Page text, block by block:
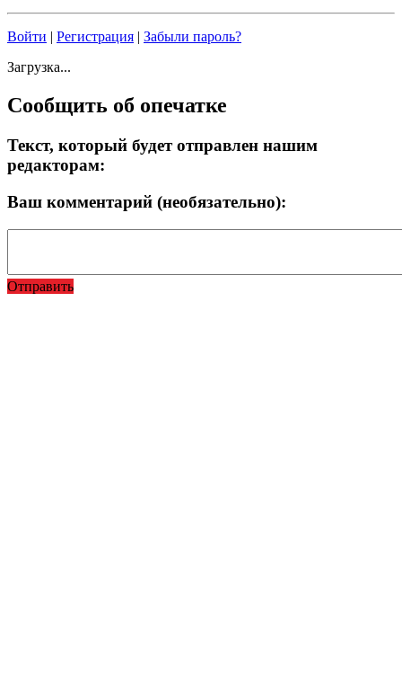
Войти | Регистрация | Забыли пароль?
Загрузка...
Сообщить об опечатке
Текст, который будет отправлен нашим
редакторам:
Ваш комментарий (необязательно):
Отправить